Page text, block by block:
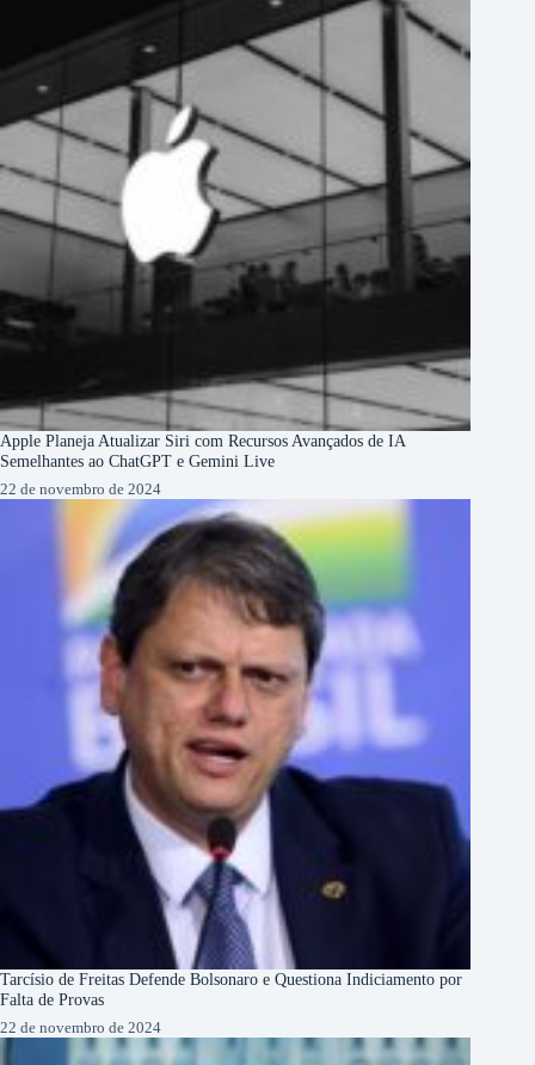
Apple Planeja Atualizar Siri com Recursos Avançados de IA
Semelhantes ao ChatGPT e Gemini Live
22 de novembro de 2024
Tarcísio de Freitas Defende Bolsonaro e Questiona Indiciamento por
Falta de Provas
22 de novembro de 2024